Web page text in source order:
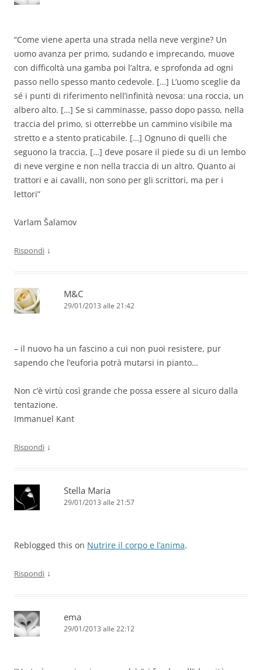
“Come viene aperta una strada nella neve vergine? Un
uomo avanza per primo, sudando e imprecando, muove
con difficoltà una gamba poi l’altra, e sprofonda ad ogni
passo nello spesso manto cedevole. […] L’uomo sceglie da
sé i punti di riferimento nell’infinità nevosa: una roccia, un
albero alto. […] Se si camminasse, passo dopo passo, nella
traccia del primo, si otterrebbe un cammino visibile ma
stretto e a stento praticabile. […] Ognuno di quelli che
seguono la traccia, […] deve posare il piede su di un lembo
di neve vergine e non nella traccia di un altro. Quanto ai
trattori e ai cavalli, non sono per gli scrittori, ma per i
lettori”
Varlam Šalamov
Rispondi ↓
M&C
29/01/2013 alle 21:42
– il nuovo ha un fascino a cui non puoi resistere, pur
sapendo che l’euforia potrà mutarsi in pianto…
Non c’è virtù così grande che possa essere al sicuro dalla
tentazione.
Immanuel Kant
Rispondi ↓
Stella Maria
29/01/2013 alle 21:57
Reblogged this on Nutrire il corpo e l’anima.
Rispondi ↓
ema
29/01/2013 alle 22:12